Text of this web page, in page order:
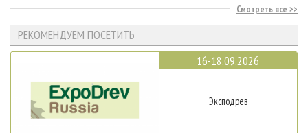
Смотреть все
РЕКОМЕНДУЕМ ПОСЕТИТЬ
16-18.09.2026
Эксподрев